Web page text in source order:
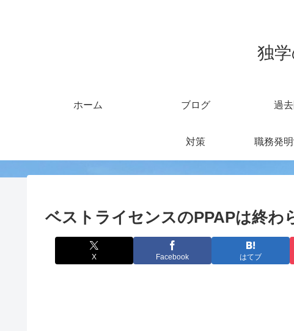
独
ホーム ブログ 過
対策 職務発
ベストライセンスのPPAPは終わ
X Facebook はてブ